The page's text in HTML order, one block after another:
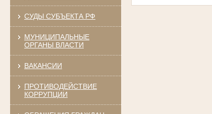
СУДЫ СУБЪЕКТА РФ
МУНИЦИПАЛЬНЫЕ
ОРГАНЫ ВЛАСТИ
ВАКАНСИИ
ПРОТИВОДЕЙСТВИЕ
КОРРУПЦИИ